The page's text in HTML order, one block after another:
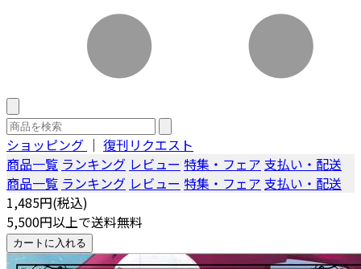
ショッピング ｜ 復刊リクエスト
商品一覧 ランキング レビュー 特集・フェア 支払い・配送
商品一覧 ランキング レビュー 特集・フェア 支払い・配送
1,485円(税込)
5,500円以上で送料無料
カートに入れる